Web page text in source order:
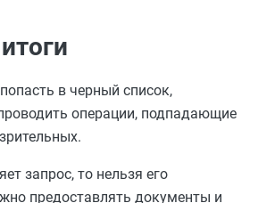
в черный список,
операции, подпадающие
запрос, то нельзя его
предоставлять документы и